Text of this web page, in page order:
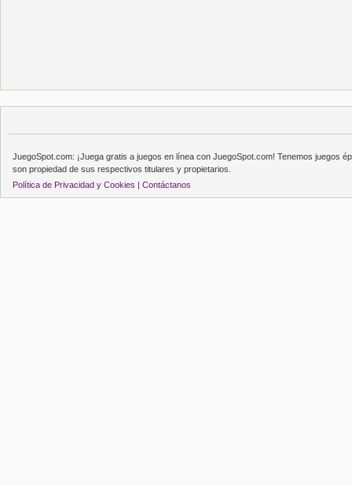
JuegoSpot.com: ¡Juega gratis a juegos en línea con JuegoSpot.com! Tenemos juegos
son propiedad de sus respectivos titulares y propietarios.
Política de Privacidad y Cookies | Contáctanos